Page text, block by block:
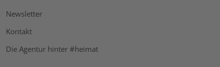
Newsletter
Kontakt
Die Agentur hinter #heimat